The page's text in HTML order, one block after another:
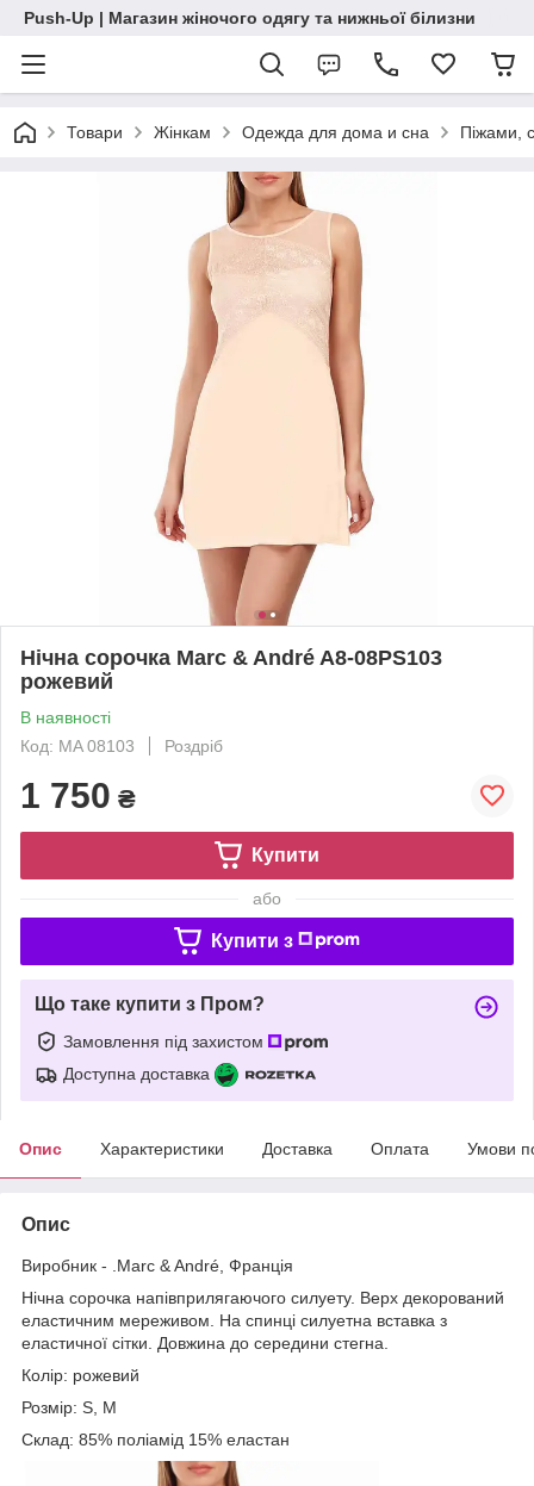
Push-Up | Магазин жіночого одягу та нижньої білизни
Товари Жінкам Одежда для дома и сна Піжами,
Нічна сорочка Marc & André A8-08PS103
рожевий
В наявності
Код: MA 08103
Роздріб
1 750 ₴
Купити
або
Купити з
Що таке купити з Пром?
Замовлення під захистом
Доступна доставка
Опис Характеристики Доставка Оплата Умови
Опис
Виробник - .Marc & André, Франція
Нічна сорочка напівприлягаючого силуету. Верх декорований
еластичним мереживом. На спинці силуетна вставка з
еластичної сітки. Довжина до середини стегна.
Колір: рожевий
Розмір: S, M
Склад: 85% поліамід 15% еластан